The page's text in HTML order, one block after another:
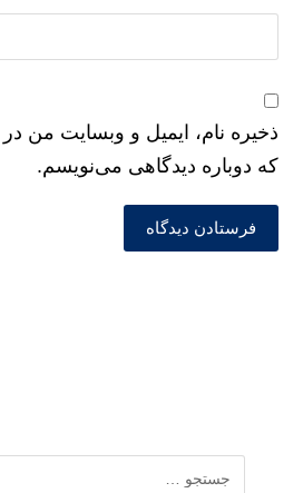
ذخیره نام، ایمیل و وبسایت من
که دوباره دیدگاهی می‌نویسم.
فرستادن دیدگاه